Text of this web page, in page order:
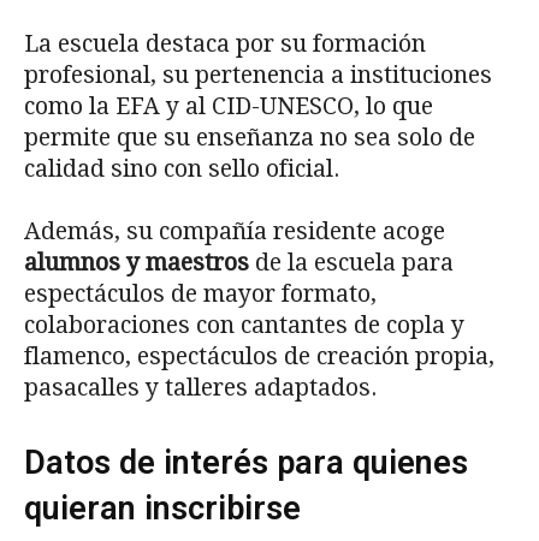
La escuela destaca por su formación
profesional, su pertenencia a instituciones
como la EFA y al CID-UNESCO, lo que
permite que su enseñanza no sea solo de
calidad sino con sello oficial.
Además, su compañía residente acoge
alumnos y maestros de la escuela para
espectáculos de mayor formato,
colaboraciones con cantantes de copla y
flamenco, espectáculos de creación propia,
pasacalles y talleres adaptados.
Datos de interés para quienes
quieran inscribirse